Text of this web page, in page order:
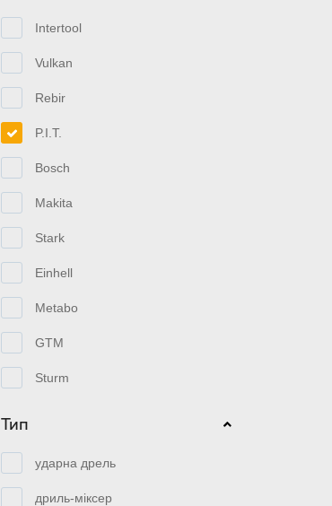
Intertool
Vulkan
Rebir
P.I.T.
Bosch
Makita
Stark
Einhell
Metabo
GTM
Sturm
Тип
ударна дрель
дриль-міксер